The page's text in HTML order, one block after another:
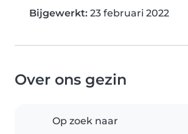
Bijgewerkt: 23 februari 2022
Over ons gezin
Op zoek naar